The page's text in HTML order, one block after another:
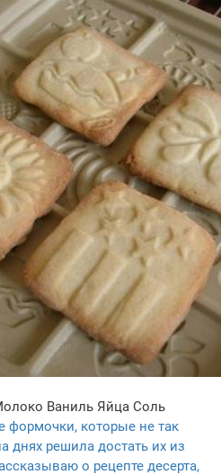
Ваниль Яйца Соль
формочки, которые не так
днях решила достать их из
о рецепте десерта,